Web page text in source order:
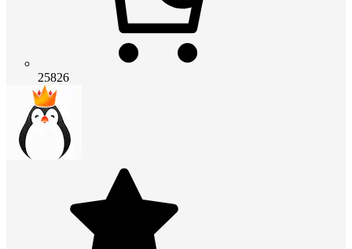
25826